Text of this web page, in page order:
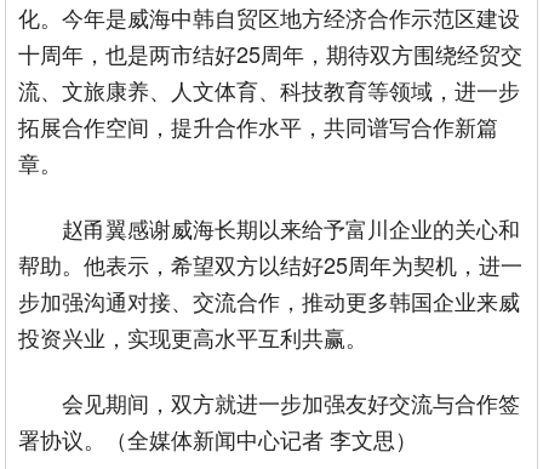
化。今年是威海中韩自贸区地方经济合作示范区建设
十周年，也是两市结好25周年，期待双方围绕经贸交
流、文旅康养、人文体育、科技教育等领域，进一步
拓展合作空间，提升合作水平，共同谱写合作新篇
章。
赵甬翼感谢威海长期以来给予富川企业的关心和
帮助。他表示，希望双方以结好25周年为契机，进一
步加强沟通对接、交流合作，推动更多韩国企业来威
投资兴业，实现更高水平互利共赢。
会见期间，双方就进一步加强友好交流与合作签
署协议。（全媒体新闻中心记者 李文思）